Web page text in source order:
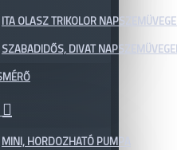
ITA OLASZ TRIKOLOR
SZABADIDŐS, DIVAT
MINI, HORDOZHATÓ PUMPA